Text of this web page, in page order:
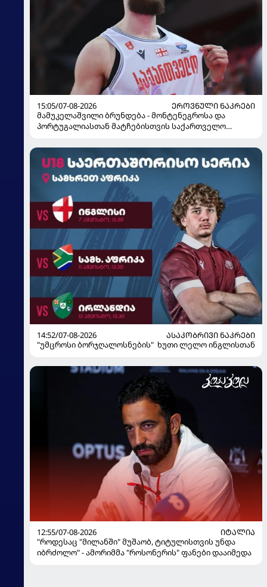
15:05/07-08-2026
ᲔᲠᲝᲕᲜᲣᲚᲘ ᲜᲐᲙᲠᲔᲑᲘ
მამუკელაშვილი ბრუნდება - მონტენეგროსა და
პორტუგალიასთან მატჩებისთვის საქართველო
14:52/07-08-2026
ᲐᲡᲐᲙᲝᲑᲠᲘᲕᲘ ᲜᲐᲙᲠᲔᲑᲘ
"უმცროსი ბორჯღალოსნების" ხუთი ლელო ინგლისთან
12:55/07-08-2026
ᲘᲢᲐᲚᲘᲐ
"როდესაც "მილანში" მუშაობ, ტიტულისთვის უნდა
იბრძოლო" - ამორიმმა "როსონერის" ფანები დააიმედა